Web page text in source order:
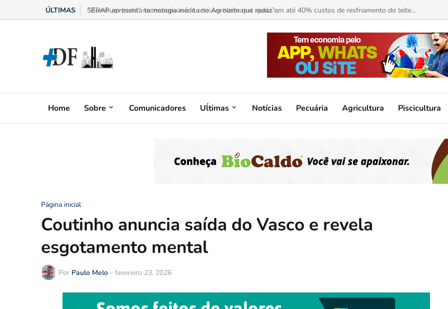
ÚLTIMAS “Bumbum triste” na menopausa: o adesivo hormonal ajuda?...
Home Sobre Comunicadores Uĺtimas Notícias Pecuária Agricultura Piscicultura
Página inicial
Coutinho anuncia saída do Vasco e revela
esgotamento mental
Por Paulo Melo - fevereiro 23, 2026